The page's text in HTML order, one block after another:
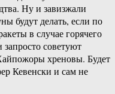
Ну и завизжали
будут делать, если по
в случае горячего
советуют
хреновы. Будет
Кевенски и сам не